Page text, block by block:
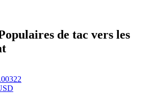
de tac vers les